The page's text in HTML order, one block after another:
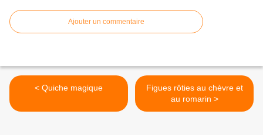
Ajouter un commentaire
< Quiche magique
Figues rôties au chèvre et
au romarin >